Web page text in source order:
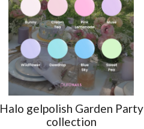
Halo gelpolish Garden Party
collection